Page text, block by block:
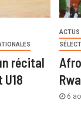
récital
ACTUS
6